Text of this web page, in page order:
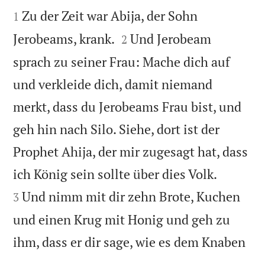


1 Zu der Zeit war Abija, der Sohn
Jerobeams, krank. 

2 Und Jerobeam
sprach zu seiner Frau: Mache dich auf
und verkleide dich, damit niemand
merkt, dass du Jerobeams Frau bist, und
geh hin nach Silo. Siehe, dort ist der
Prophet Ahija, der mir zugesagt hat, dass
ich König sein sollte über dies Volk.
3 Und nimm mit dir zehn Brote, Kuchen
und einen Krug mit Honig und geh zu
ihm, dass er dir sage, wie es dem Knaben